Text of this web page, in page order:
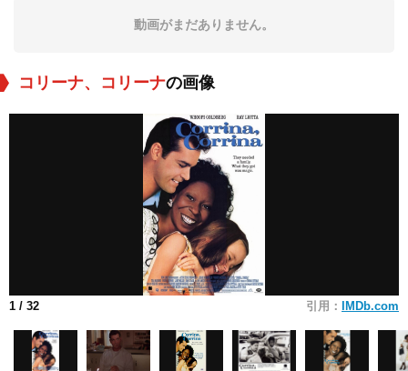
動画がまだありません。
コリーナ、コリーナの画像
1 / 32 引用： IMDb.com